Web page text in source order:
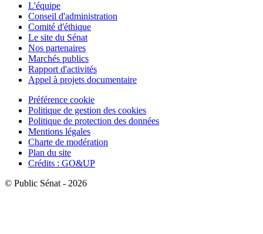
L'équipe
Conseil d'administration
Comité d'éthique
Le site du Sénat
Nos partenaires
Marchés publics
Rapport d'activités
Appel à projets documentaire
Préférence cookie
Politique de gestion des cookies
Politique de protection des données
Mentions légales
Charte de modération
Plan du site
Crédits : GO&UP
© Public Sénat - 2026